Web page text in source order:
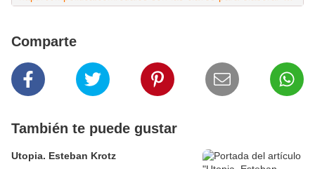
Comparte
También te puede gustar
Utopia. Esteban Krotz